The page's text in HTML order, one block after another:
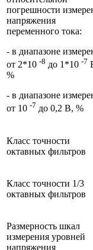
погрешности
напряжения
переменного тока:
- в диапазоне
от 2*10 -8 до 1*10 -7
%
- в диапазоне
от 10 -7 до 0,2 В, %
Класс точности
октавных фильтров
Класс точности 1/3
октавных фильтров
Размерность шкал
измерения уровней
напряжения